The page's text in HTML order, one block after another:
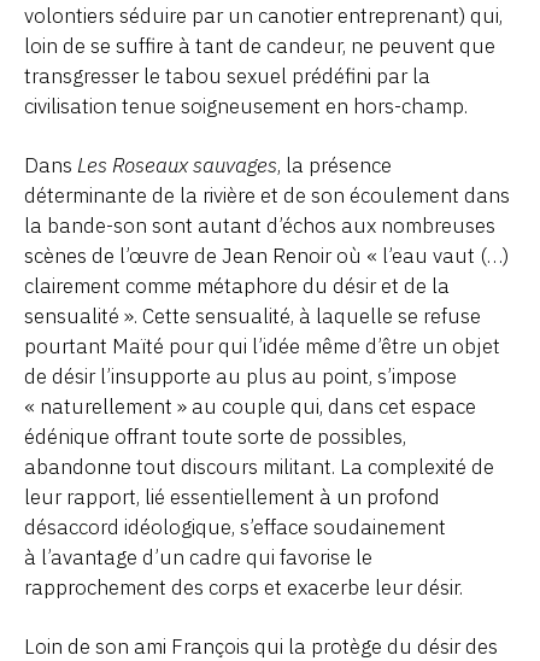
volontiers séduire par un canotier entreprenant) qui,
loin de se suffire à tant de candeur, ne peuvent que
transgresser le tabou sexuel prédéfini par la
civilisation tenue soigneusement en hors-champ.
Dans Les Roseaux sauvages, la présence
déterminante de la rivière et de son écoulement dans
la bande-son sont autant d’échos aux nombreuses
scènes de l’œuvre de Jean Renoir où « l’eau vaut (…)
clairement comme métaphore du désir et de la
sensualité ». Cette sensualité, à laquelle se refuse
pourtant Maïté pour qui l’idée même d’être un objet
de désir l’insupporte au plus au point, s’impose
« naturellement » au couple qui, dans cet espace
édénique offrant toute sorte de possibles,
abandonne tout discours militant. La complexité de
leur rapport, lié essentiellement à un profond
désaccord idéologique, s’efface soudainement
à l’avantage d’un cadre qui favorise le
rapprochement des corps et exacerbe leur désir.
Loin de son ami François qui la protège du désir des